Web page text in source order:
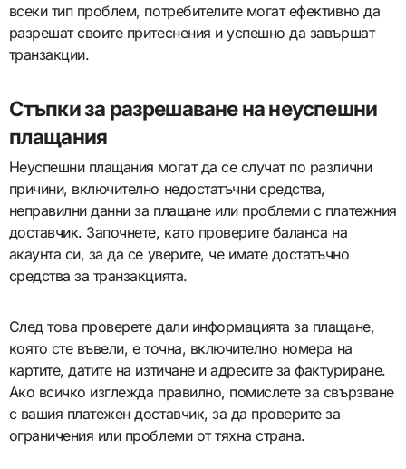
всеки тип проблем, потребителите могат ефективно да
разрешат своите притеснения и успешно да завършат
транзакции.
Стъпки за разрешаване на неуспешни
плащания
Неуспешни плащания могат да се случат по различни
причини, включително недостатъчни средства,
неправилни данни за плащане или проблеми с платежния
доставчик. Започнете, като проверите баланса на
акаунта си, за да се уверите, че имате достатъчно
средства за транзакцията.
След това проверете дали информацията за плащане,
която сте въвели, е точна, включително номера на
картите, датите на изтичане и адресите за фактуриране.
Ако всичко изглежда правилно, помислете за свързване
с вашия платежен доставчик, за да проверите за
ограничения или проблеми от тяхна страна.